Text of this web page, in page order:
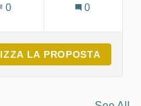
0 0
LA PROPOSTA